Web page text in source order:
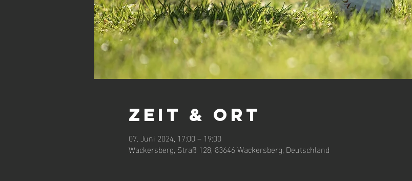
Zeit & Ort
07. Juni 2024, 17:00 – 19:00
Wackersberg, Straß 128, 83646 Wackersberg, Deutschland